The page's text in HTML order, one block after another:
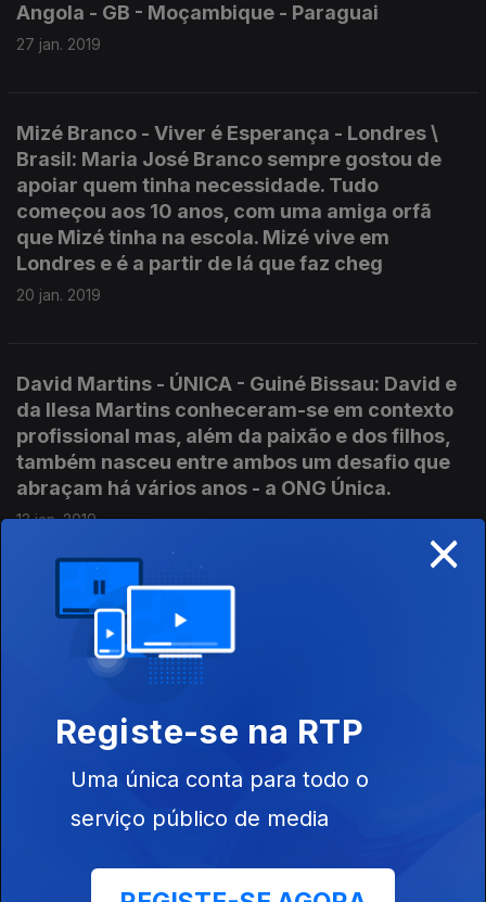
Angola - GB - Moçambique - Paraguai
27 jan. 2019
Mizé Branco - Viver é Esperança - Londres \
Brasil: Maria José Branco sempre gostou de
apoiar quem tinha necessidade. Tudo
começou aos 10 anos, com uma amiga orfã
que Mizé tinha na escola. Mizé vive em
Londres e é a partir de lá que faz cheg
20 jan. 2019
David Martins - ÚNICA - Guiné Bissau: David e
da Ilesa Martins conheceram-se em contexto
profissional mas, além da paixão e dos filhos,
também nasceu entre ambos um desafio que
abraçam há vários anos - a ONG Única.
13 jan. 2019
Sofia Carolino - Orfanatos - Perú / Índia: Ir é o
verbo que melhor descreve a Sofia Carolino.
Viveu em vários países e pelo meio dedicou
alguns meses a ajudar o próximo na América
do Sul, na Ásia e na Europa.
06 jan. 2019
Fabí Lebre - Nepal - Indonésia: Fabíola Lebre
×
Registe-se na RTP
Uma única conta para todo o
serviço público de media